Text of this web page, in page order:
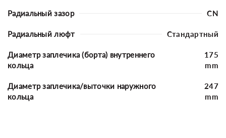
Радиальный зазор CN
Радиальный люфт Стандартный
Диаметр заплечика (борта) внутреннего
кольца
175
mm
Диаметр заплечика/выточки наружного
кольца
247
mm